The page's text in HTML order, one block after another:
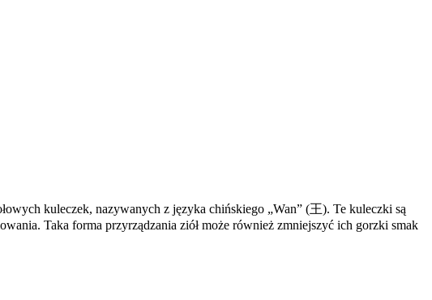
kuleczek, nazywanych z języka chińskiego „Wan” (王). Te kuleczki są
Taka forma przyrządzania ziół może również zmniejszyć ich gorzki smak